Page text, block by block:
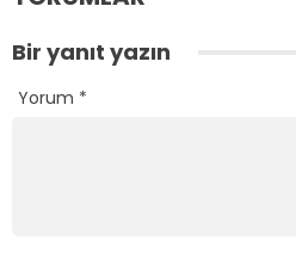
Bir yanıt yazın
Yorum *